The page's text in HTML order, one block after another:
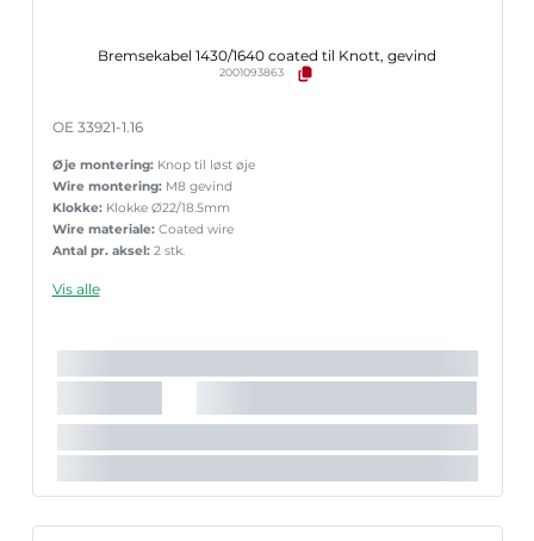
Bremsekabel 1430/1640 coated til Knott, gevind
2001093863
OE 33921-1.16
Øje montering: Knop til løst øje
Wire montering: M8 gevind
Klokke: Klokke Ø22/18.5mm
Wire materiale: Coated wire
Antal pr. aksel: 2 stk.
Vis alle